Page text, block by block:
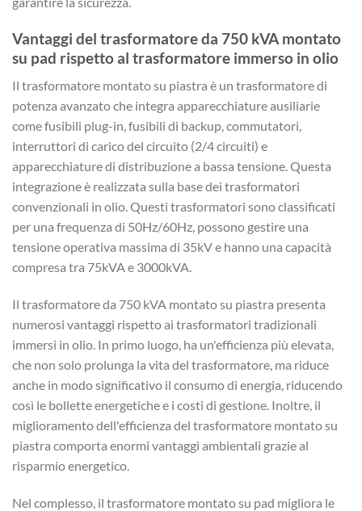
Vantaggi del trasformatore da 750 kVA montato
su pad rispetto al trasformatore immerso in olio
Il trasformatore montato su piastra è un trasformatore di
potenza avanzato che integra apparecchiature ausiliarie
come fusibili plug-in, fusibili di backup, commutatori,
interruttori di carico del circuito (2/4 circuiti) e
apparecchiature di distribuzione a bassa tensione. Questa
integrazione è realizzata sulla base dei trasformatori
convenzionali in olio. Questi trasformatori sono classificati
per una frequenza di 50Hz/60Hz, possono gestire una
tensione operativa massima di 35kV e hanno una capacità
compresa tra 75kVA e 3000kVA.
Il trasformatore da 750 kVA montato su piastra presenta
numerosi vantaggi rispetto ai trasformatori tradizionali
immersi in olio. In primo luogo, ha un'efficienza più elevata,
che non solo prolunga la vita del trasformatore, ma riduce
anche in modo significativo il consumo di energia, riducendo
così le bollette energetiche e i costi di gestione. Inoltre, il
miglioramento dell'efficienza del trasformatore montato su
piastra comporta enormi vantaggi ambientali grazie al
risparmio energetico.
Nel complesso, il trasformatore montato su pad migliora le